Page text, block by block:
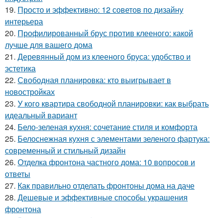
19. Просто и эффективно: 12 советов по дизайну
интерьера
20. Профилированный брус против клееного: какой
лучше для вашего дома
21. Деревянный дом из клееного бруса: удобство и
эстетика
22. Свободная планировка: кто выигрывает в
новостройках
23. У кого квартира свободной планировки: как выбрать
идеальный вариант
24. Бело-зеленая кухня: сочетание стиля и комфорта
25. Белоснежная кухня с элементами зеленого фартука:
современный и стильный дизайн
26. Отделка фронтона частного дома: 10 вопросов и
ответы
27. Как правильно отделать фронтоны дома на даче
28. Дешевые и эффективные способы украшения
фронтона